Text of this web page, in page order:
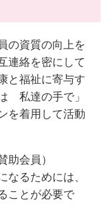
の資質の向上を
連絡を密にして
と福祉に寄与す
私達の手で」
を着用して活動
助会員）
なるためには、
ことが必要で